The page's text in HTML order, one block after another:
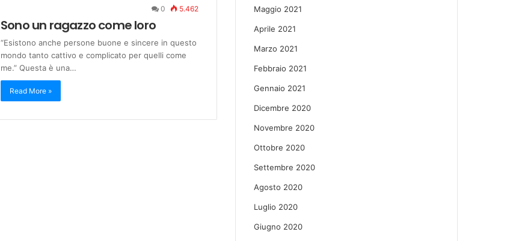
0 5.462
Sono un ragazzo come loro
“Esistono anche persone buone e sincere in questo
mondo tanto cattivo e complicato per quelli come
me.” Questa è una…
Read More »
Maggio 2021
Aprile 2021
Marzo 2021
Febbraio 2021
Gennaio 2021
Dicembre 2020
Novembre 2020
Ottobre 2020
Settembre 2020
Agosto 2020
Luglio 2020
Giugno 2020